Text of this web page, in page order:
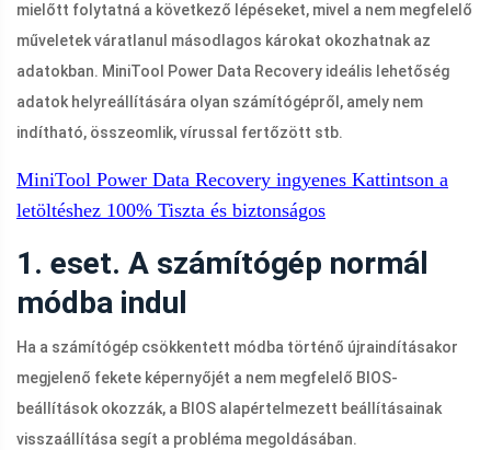
mielőtt folytatná a következő lépéseket, mivel a nem megfelelő
műveletek váratlanul másodlagos károkat okozhatnak az
adatokban. MiniTool Power Data Recovery ideális lehetőség
adatok helyreállítására olyan számítógépről, amely nem
indítható, összeomlik, vírussal fertőzött stb.
MiniTool Power Data Recovery ingyenes Kattintson a
letöltéshez 100% Tiszta és biztonságos
1. eset. A számítógép normál
módba indul
Ha a számítógép csökkentett módba történő újraindításakor
megjelenő fekete képernyőjét a nem megfelelő BIOS-
beállítások okozzák, a BIOS alapértelmezett beállításainak
visszaállítása segít a probléma megoldásában.